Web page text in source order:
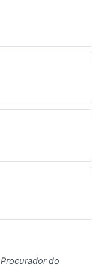
Procurador do